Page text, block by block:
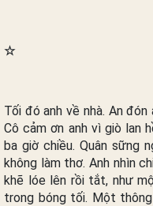
☆
Tối đó anh về nhà. An
Cô cảm ơn anh vì giò lan
ba giờ chiều. Quân sững
không làm thơ. Anh nhìn
khẽ lóe lên rồi tắt, như
trong bóng tối. Một